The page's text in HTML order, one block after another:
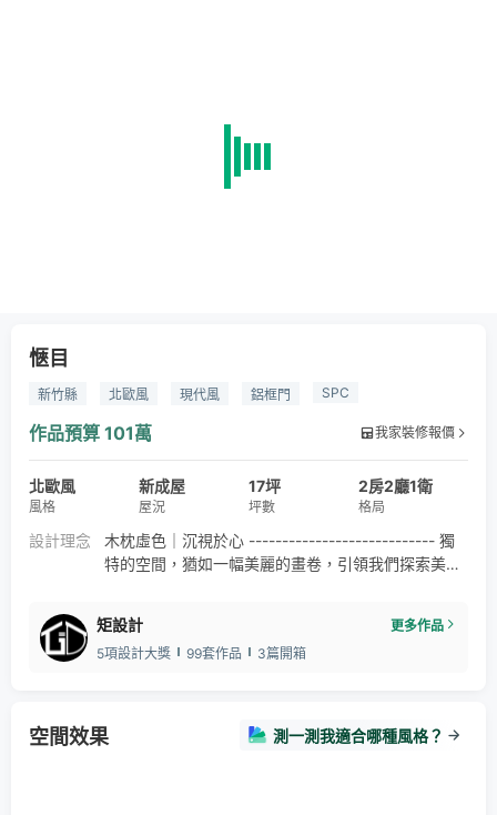
愜目
新竹縣 北歐風 現代風 鋁框門
SPC
石塑木地板
系統櫃 玄關
餐廳
作品預算 101萬 我家裝修報價
北歐風
風格
新成屋
屋況
17坪
坪數
2房2廳1衛
格局
設計理念
木枕虛色｜沉視於心 ---------------------------- 獨
特的空間，猶如一幅美麗的畫卷，引領我們探索美的
眸，將美好的感受融入內心。
矩設計
更多作品
5項設計大獎
99套作品 3篇開箱
空間效果 測一測我適合哪種風格？